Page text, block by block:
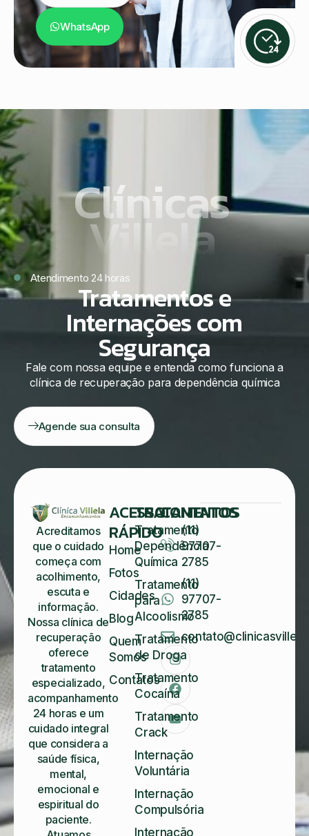
WhatsApp
Clínicas
Villela
Atendimento 24 horas
Tratamentos e
Internações com
Segurança
Fale com nossa equipe e entenda como funciona a
clínica de recuperação para dependência química
Agende sua consulta
Acreditamos
que o cuidado
começa com
acolhimento,
escuta e
informação.
Nossa clínica de
recuperação
oferece
tratamento
especializado,
acompanhamento
24 horas e um
cuidado integral
que considera a
saúde física,
mental,
emocional e
espiritual do
paciente.
ACESSO
RÁPIDO
Home
Fotos
Cidades
Blog
Quem
Somos
Contatos
TRATAMENTOS
Tratamento
Dependência
Química
Tratamento
para
Alcoolismo
Tratamento
de Droga
Tratamento
Cocaína
Tratamento
Crack
Internação
Voluntária
Internação
Compulsória
Internação
CONTATOS
(11)
97707-
2785
(11)
97707-
2785